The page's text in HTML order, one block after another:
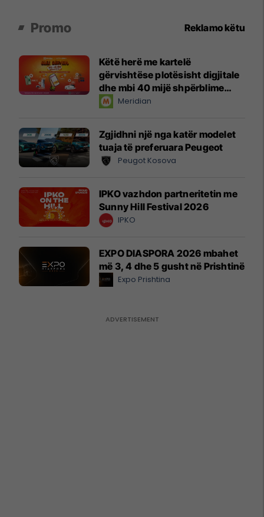
Promo Reklamo këtu
Këtë herë me kartelë
gërvishtëse plotësisht digjitale
dhe mbi 40 mijë shpërblime
instant!Meridian
Zgjidhni një nga katër modelet
tuaja të preferuara Peugeot
Peugot Kosova
IPKO vazhdon partneritetin me
Sunny Hill Festival 2026
IPKO
EXPO DIASPORA 2026 mbahet
më 3, 4 dhe 5 gusht në Prishtinë
Expo Prishtina